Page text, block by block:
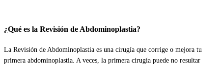
¿Qué es la Revisión de Abdominoplastia?
La Revisión de Abdominoplastia es una cirugía que corrige o mejora tu
primera abdominoplastia. A veces, la primera cirugía puede no resultar